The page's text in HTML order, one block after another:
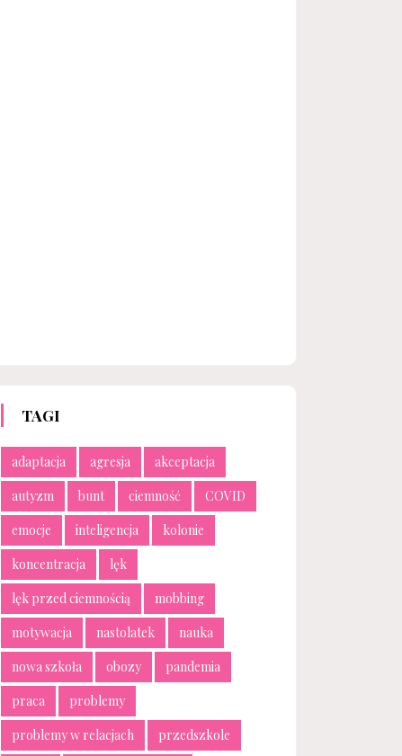
TAGI
adaptacja agresja
akceptacja
autyzm
bunt ciemność
COVID
emocje
inteligencja
kolonie
koncentracja
lęk
lęk przed ciemnością
mobbing
motywacja
nastolatek
nauka
nowa szkoła
obozy
pandemia
praca
problemy
problemy w relacjach
przedszkole